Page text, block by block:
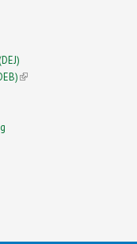
(link is external)